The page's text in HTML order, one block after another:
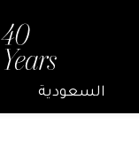
السعودية